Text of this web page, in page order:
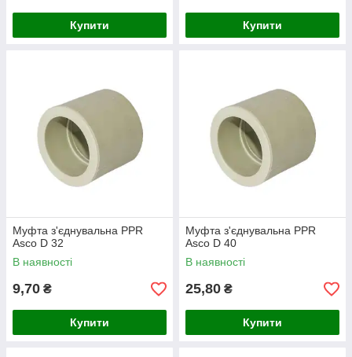
Купити Купити
Муфта з'єднувальна PPR
Asco D 32
В наявності
9,70 ₴
Купити
Муфта з'єднувальна PPR
Asco D 40
В наявності
25,80 ₴
Купити